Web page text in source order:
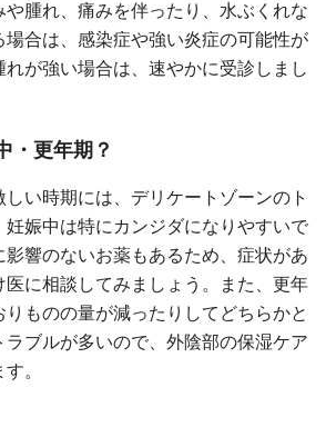
腫れ、痛みを伴ったり、水ぶくれな
場合は、感染症や強い炎症の可能性が
が強い場合は、速やかに受診しまし
・更年期？
い時期には、デリケートゾーンのト
妊娠中は特にカンジダになりやすいで
響のないお薬もあるため、症状があ
医に相談してみましょう。また、更年
ものの量が減ったりしてどちらかと
ラブルが多いので、外陰部の保湿ケア
。